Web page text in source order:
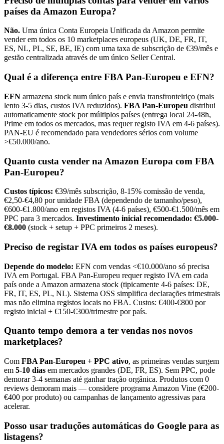
países da Amazon Europa?
Não. Uma única Conta Europeia Unificada da Amazon permite
vender em todos os 10 marketplaces europeus (UK, DE, FR, IT,
ES, NL, PL, SE, BE, IE) com uma taxa de subscrição de €39/mês e
gestão centralizada através de um único Seller Central.
Qual é a diferença entre FBA Pan-Europeu e EFN?
EFN armazena stock num único país e envia transfronteiriço (mais
lento 3-5 dias, custos IVA reduzidos). FBA Pan-Europeu distribui
automaticamente stock por múltiplos países (entrega local 24-48h,
Prime em todos os mercados, mas requer registo IVA em 4-6 países).
PAN-EU é recomendado para vendedores sérios com volume
>€50.000/ano.
Quanto custa vender na Amazon Europa com FBA
Pan-Europeu?
Custos típicos: €39/mês subscrição, 8-15% comissão de venda,
€2,50-€4,80 por unidade FBA (dependendo de tamanho/peso),
€600-€1.800/ano em registos IVA (4-6 países), €500-€1.500/mês em
PPC para 3 mercados. Investimento inicial recomendado: €5.000-
€8.000 (stock + setup + PPC primeiros 2 meses).
Preciso de registar IVA em todos os países europeus?
Depende do modelo: EFN com vendas <€10.000/ano só precisa
IVA em Portugal. FBA Pan-Europeu requer registo IVA em cada
país onde a Amazon armazena stock (tipicamente 4-6 países: DE,
FR, IT, ES, PL, NL). Sistema OSS simplifica declarações trimestrais
mas não elimina registos locais no FBA. Custos: €400-€800 por
registo inicial + €150-€300/trimestre por país.
Quanto tempo demora a ter vendas nos novos
marketplaces?
Com FBA Pan-Europeu + PPC ativo, as primeiras vendas surgem
em 5-10 dias em mercados grandes (DE, FR, ES). Sem PPC, pode
demorar 3-4 semanas até ganhar tração orgânica. Produtos com 0
reviews demoram mais — considere programa Amazon Vine (€200-
€400 por produto) ou campanhas de lançamento agressivas para
acelerar.
Posso usar traduções automáticas do Google para as
listagens?